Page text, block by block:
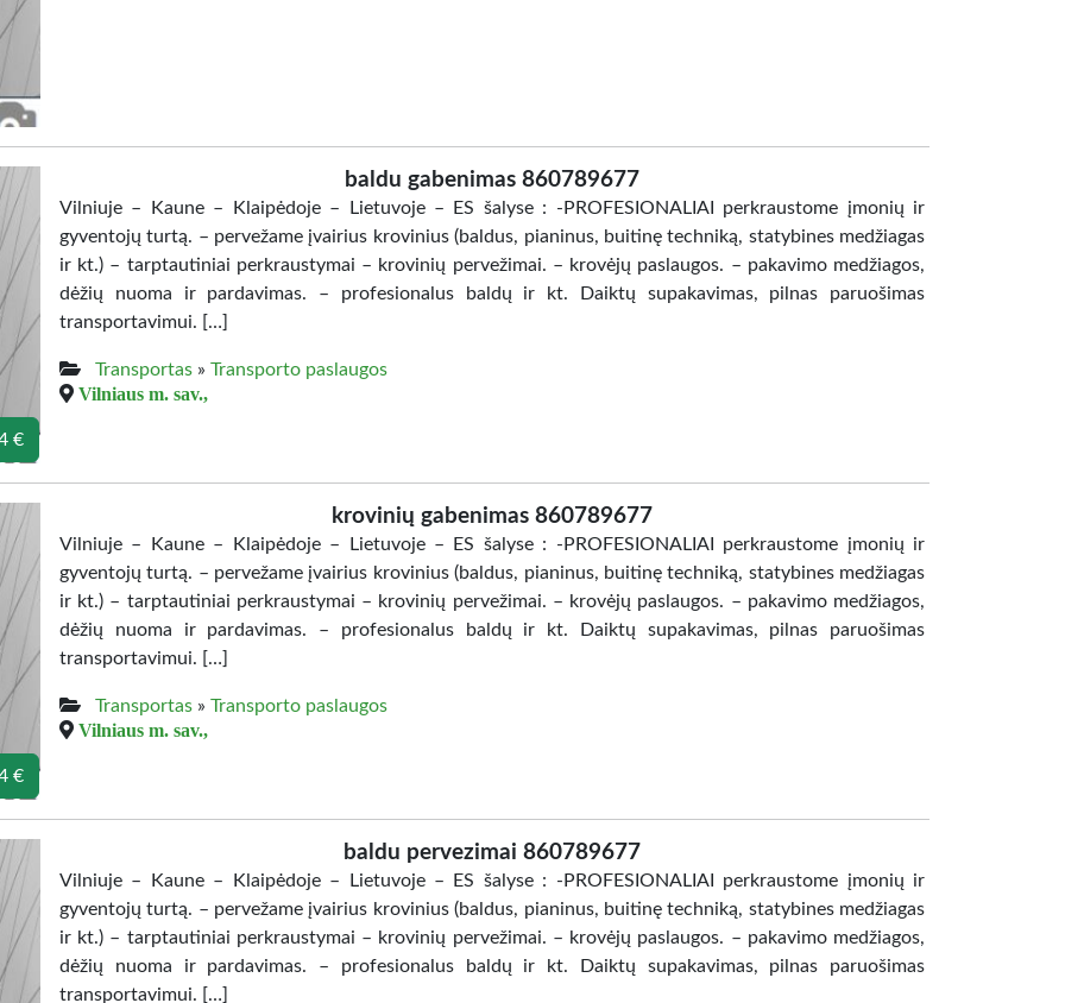
€
baldu gabenimas 860789677
Vilniuje – Kaune – Klaipėdoje – Lietuvoje – ES šalyse : -PROFESIONALIAI perkraustome įmonių ir
gyventojų turtą. – pervežame įvairius krovinius (baldus, pianinus, buitinę techniką, statybines medžiagas
ir kt.) – tarptautiniai perkraustymai – krovinių pervežimai. – krovėjų paslaugos. – pakavimo medžiagos,
dėžių nuoma ir pardavimas. – profesionalus baldų ir kt. Daiktų supakavimas, pilnas paruošimas
transportavimui. […]
Transportas » Transporto paslaugos
Vilniaus m. sav.,
€
krovinių gabenimas 860789677
Vilniuje – Kaune – Klaipėdoje – Lietuvoje – ES šalyse : -PROFESIONALIAI perkraustome įmonių ir
gyventojų turtą. – pervežame įvairius krovinius (baldus, pianinus, buitinę techniką, statybines medžiagas
ir kt.) – tarptautiniai perkraustymai – krovinių pervežimai. – krovėjų paslaugos. – pakavimo medžiagos,
dėžių nuoma ir pardavimas. – profesionalus baldų ir kt. Daiktų supakavimas, pilnas paruošimas
transportavimui. […]
Transportas » Transporto paslaugos
Vilniaus m. sav.,
baldu pervezimai 860789677
Vilniuje – Kaune – Klaipėdoje – Lietuvoje – ES šalyse : -PROFESIONALIAI perkraustome įmonių ir
gyventojų turtą. – pervežame įvairius krovinius (baldus, pianinus, buitinę techniką, statybines medžiagas
ir kt.) – tarptautiniai perkraustymai – krovinių pervežimai. – krovėjų paslaugos. – pakavimo medžiagos,
dėžių nuoma ir pardavimas. – profesionalus baldų ir kt. Daiktų supakavimas, pilnas paruošimas
transportavimui. […]